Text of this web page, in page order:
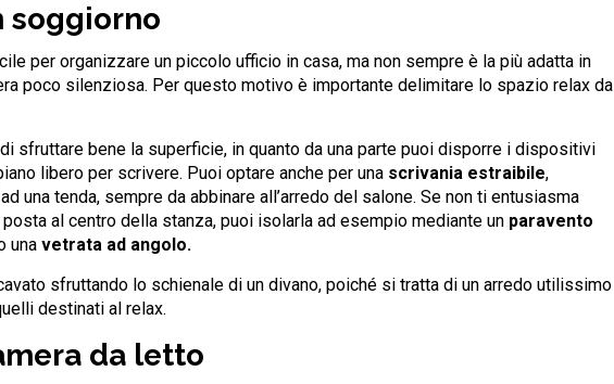
soggiorno
per organizzare un piccolo ufficio in casa, ma non sempre è la più adatta in
poco silenziosa. Per questo motivo è importante delimitare lo spazio relax da
sfruttare bene la superficie, in quanto da una parte puoi disporre i dispositivi
libero per scrivere. Puoi optare anche per una scrivania estraibile,
una tenda, sempre da abbinare all’arredo del salone. Se non ti entusiasma
al centro della stanza, puoi isolarla ad esempio mediante un paravento
una vetrata ad angolo.
sfruttando lo schienale di un divano, poiché si tratta di un arredo utilissimo
destinati al relax.
da letto